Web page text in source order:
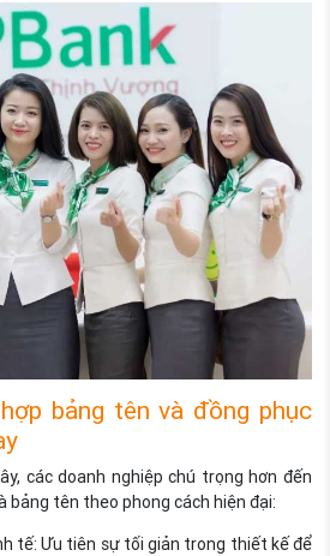
bảng tên và đồng phục
các doanh nghiệp chú trọng hơn đến
bảng tên theo phong cách hiện đại:
tế: Ưu tiên sự tối giản trong thiết kế để